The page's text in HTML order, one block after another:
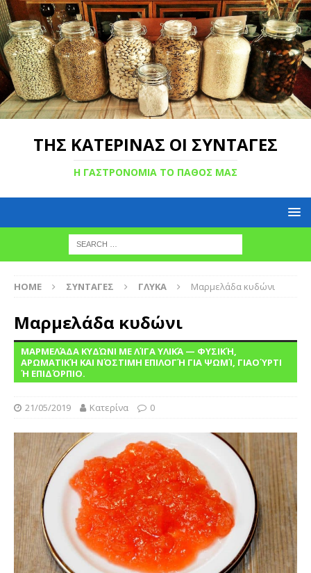
ΤΗΣ ΚΑΤΕΡΙΝΑΣ ΟΙ ΣΥΝΤΑΓΕΣ
Η ΓΑΣΤΡΟΝΟΜΙΑ ΤΟ ΠΑΘΟΣ ΜΑΣ
HOME ΣΥΝΤΑΓΕΣ ΓΛΥΚΑ Mαρμελάδα κυδώνι
Mαρμελάδα κυδώνι
ΜΑΡΜΕΛΆΔΑ ΚΥΔΏΝΙ ΜΕ ΛΊΓΑ ΥΛΙΚΆ — ΦΥΣΙΚΉ,
ΑΡΩΜΑΤΙΚΉ ΚΑΙ ΝΌΣΤΙΜΗ ΕΠΙΛΟΓΉ ΓΙΑ ΨΩΜΊ, ΓΙΑΟΎΡΤΙ
Ή ΕΠΙΔΌΡΠΙΟ.
21/05/2019 Κατερίνα 0